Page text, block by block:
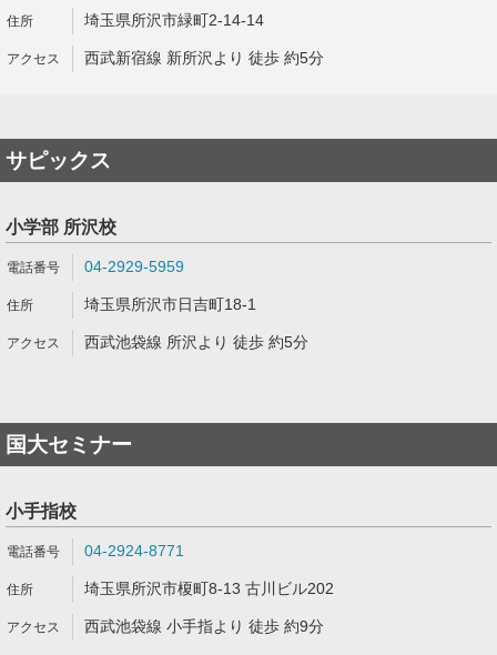
埼玉県所沢市緑町2-14-14
西武新宿線 新所沢より 徒歩 約5分
サピックス
小学部 所沢校
04-2929-5959
埼玉県所沢市日吉町18-1
西武池袋線 所沢より 徒歩 約5分
国大セミナー
小手指校
04-2924-8771
埼玉県所沢市榎町8-13 古川ビル202
西武池袋線 小手指より 徒歩 約9分